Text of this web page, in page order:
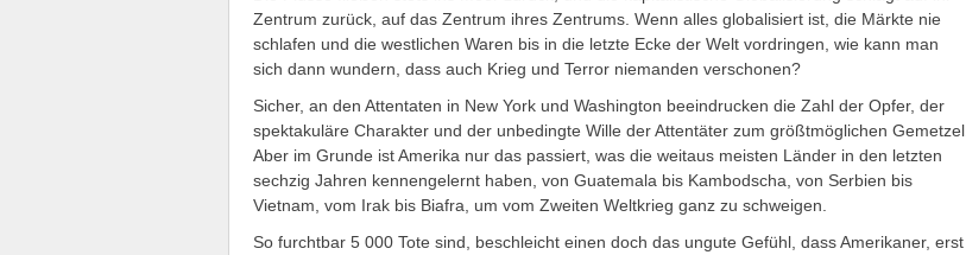
Zentrum zurück, auf das Zentrum ihres Zentrums. Wenn alles globalisiert ist, die Märkte nie
schlafen und die westlichen Waren bis in die letzte Ecke der Welt vordringen, wie kann man
sich dann wundern, dass auch Krieg und Terror niemanden verschonen?
Sicher, an den Attentaten in New York und Washington beeindrucken die Zahl der Opfer, der
spektakuläre Charakter und der unbedingte Wille der Attentäter zum größtmöglichen Gemetzel.
Aber im Grunde ist Amerika nur das passiert, was die weitaus meisten Länder in den letzten
sechzig Jahren kennengelernt haben, von Guatemala bis Kambodscha, von Serbien bis
Vietnam, vom Irak bis Biafra, um vom Zweiten Weltkrieg ganz zu schweigen.
So furchtbar 5 000 Tote sind, beschleicht einen doch das ungute Gefühl, dass Amerikaner, erst